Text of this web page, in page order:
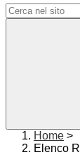
Home >
Elenco